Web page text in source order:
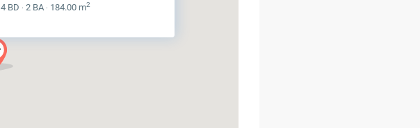
4 BD · 2 BA · 184.00 m2